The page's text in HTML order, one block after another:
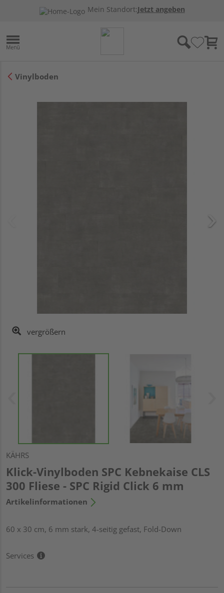
Mein Standort:Jetzt angeben
Vinylboden
vergrößern
KÄHRS
Klick-Vinylboden SPC Kebnekaise CLS
300 Fliese - SPC Rigid Click 6 mm
Artikelinformationen
60 x 30 cm, 6 mm stark, 4-seitig gefast, Fold-Down
Services